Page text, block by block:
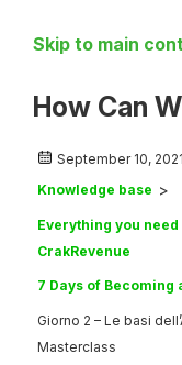
Skip to main
How Can
September 10, 2021
Knowledge base
Everything you
CrakRevenue
7 Days of Becoming
Giorno 2 – Le basi
Masterclass